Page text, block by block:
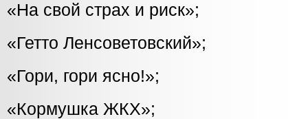
«На свой страх и риск»;
«Гетто Ленсоветовский»;
«Гори, гори ясно!»;
«Кормушка ЖКХ»;